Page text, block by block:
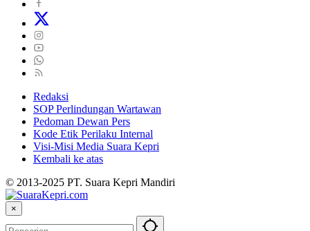
Redaksi
SOP Perlindungan Wartawan
Pedoman Dewan Pers
Kode Etik Perilaku Internal
Visi-Misi Media Suara Kepri
Kembali ke atas
© 2013-2025 PT. Suara Kepri Mandiri
×